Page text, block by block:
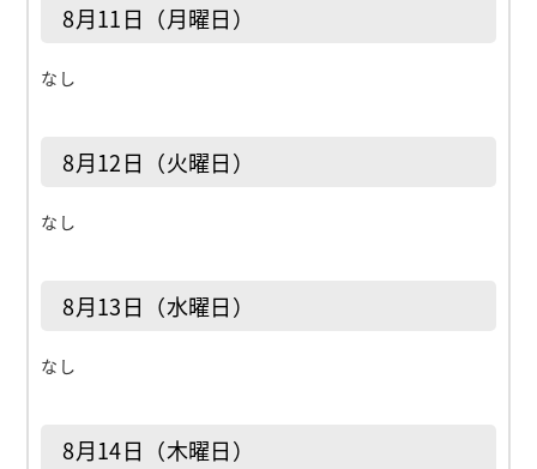
8月11日（月曜日）
なし
8月12日（火曜日）
なし
8月13日（水曜日）
なし
8月14日（木曜日）